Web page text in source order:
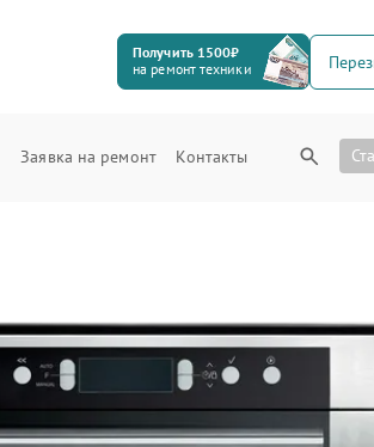
Получить 1500₽
на ремонт техники
Заявка на ремонт Контакты